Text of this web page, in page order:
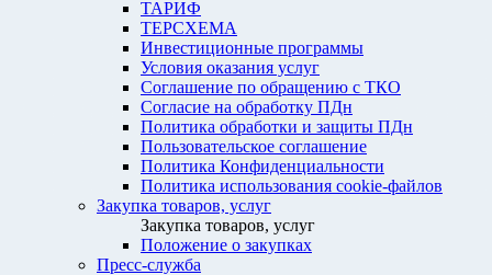
ТАРИФ
ТЕРСХЕМА
Инвестиционные программы
Условия оказания услуг
Соглашение по обращению с ТКО
Согласие на обработку ПДн
Политика обработки и защиты ПДн
Пользовательское соглашение
Политика Конфиденциальности
Политика использования cookie-файлов
Закупка товаров, услуг
Закупка товаров, услуг
Положение о закупках
Пресс-служба